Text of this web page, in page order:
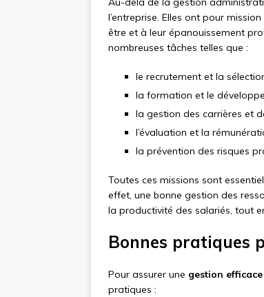
l’entreprise. Elles ont pour
être et à leur épanouissement
nombreuses tâches telles que :
le recrutement et la
la formation et le
la gestion des carrières et
l’évaluation et la
la prévention des risques
Toutes ces missions sont
effet, une bonne gestion des
la productivité des salariés, tout
Bonnes pratiques
Pour assurer une gestion
pratiques :